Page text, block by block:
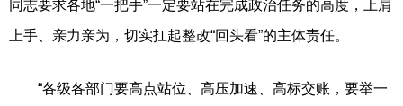
同志要求各地“一把手”一定要站在完成政治任务的高度，上肩
上手、亲力亲为，切实扛起整改“回头看”的主体责任。
“各级各部门要高点站位、高压加速、高标交账，要举一